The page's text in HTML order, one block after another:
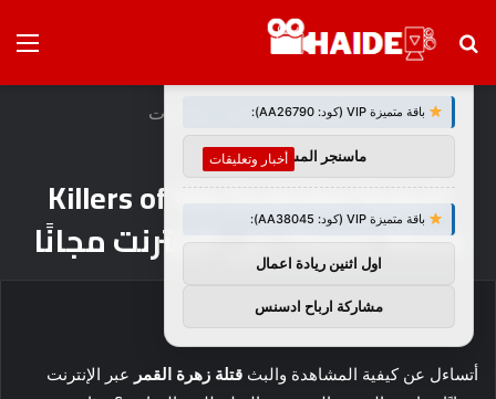
بحث
الرئيسية/أخبار وتعليقات
أخبار وتعليقات
كيفية مشاهدة Killers of the
Flower Moon على الإنترنت مجانًا
أتساءل عن كيفية المشاهدة والبث قتلة زهرة القمر عبر الإنترنت
توصيات :
باقة متميزة VIP (كود: AA26790):
ماسنجر المسلم
باقة متميزة VIP (كود: AA38045):
اول اثنين ريادة اعمال
مشاركة ارباح ادسنس